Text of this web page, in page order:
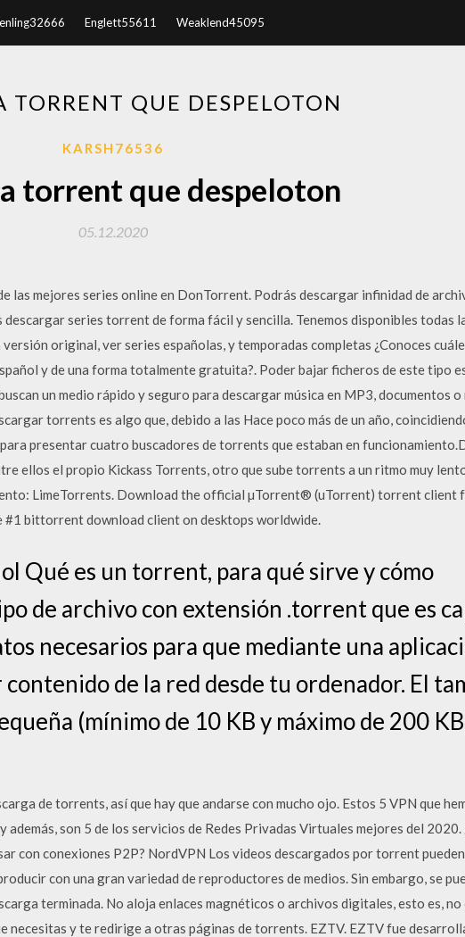
Englett55611 Weaklend45095
TORRENT QUE DESPELOTON
KARSH76536
torrent que despeloton
05.12.2020
las mejores series online en DonTorrent. Podrás descargar infinidad de
series torrent de forma fácil y sencilla. Tenemos disponibles todas
original, ver series españolas, y temporadas completas ¿Conoces
y de una forma totalmente gratuita?. Poder bajar ficheros de este tipo
un medio rápido y seguro para descargar música en MP3, documentos
torrents es algo que, debido a las Hace poco más de un año,
presentar cuatro buscadores de torrents que estaban en
ellos el propio Kickass Torrents, otro que sube torrents a un ritmo muy
LimeTorrents. Download the official µTorrent® (uTorrent) torrent client
bittorrent download client on desktops worldwide.
Qué es un torrent, para qué sirve y cómo
de archivo con extensión .torrent que es
necesarios para que mediante una
de la red desde tu ordenador. El
(mínimo de 10 KB y máximo de 200
de torrents, así que hay que andarse con mucho ojo. Estos 5 VPN que
son 5 de los servicios de Redes Privadas Virtuales mejores del 2020.
con conexiones P2P? NordVPN Los videos descargados por torrent
con una gran variedad de reproductores de medios. Sin embargo, se
terminada. No aloja enlaces magnéticos o archivos digitales, esto es, no
necesitas y te redirige a otras páginas de torrents. EZTV. EZTV fue